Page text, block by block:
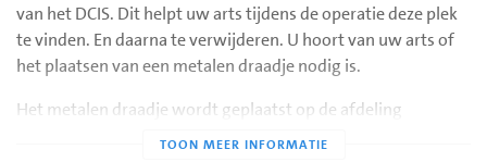
Tijdens de operatie wordt meestal ook één lymfeklier uit uw
oksel verwijderd. Is dit bij u ook zo? Dan krijgt u een aparte
van het DCIS. Dit helpt uw arts tijdens de operatie deze plek
te vinden. En daarna te verwijderen. U hoort van uw arts of
het plaatsen van een metalen draadje nodig is.
Het metalen draadje wordt geplaatst op de afdeling
Radiologie van ons ziekenhuis. Daar onderzoeken we met